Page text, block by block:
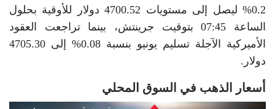
0.2% ليصل إلى مستويات 4700.52 دولار للأوقية بحلول
الساعة 07:45 بتوقيت جرينتش، بينما تراجعت العقود
الأميركية الآجلة تسليم يونيو بنسبة 0.08% إلى 4705.30
دولار.
أسعار الذهب في السوق المحلي